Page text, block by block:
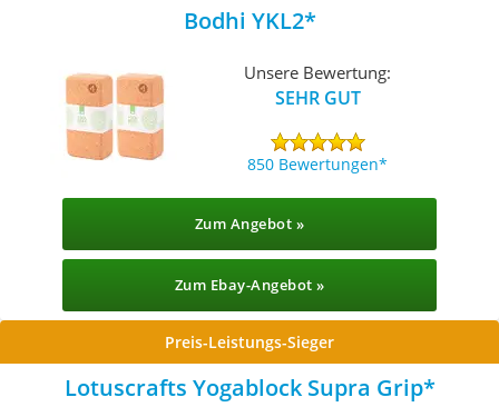
Bodhi ‎YKL2
Unsere Bewertung:
SEHR GUT
850 Bewertungen
Zum Angebot »
Zum Ebay-Angebot »
Preis-Leistungs-Sieger
Lotuscrafts Yogablock Supra Grip